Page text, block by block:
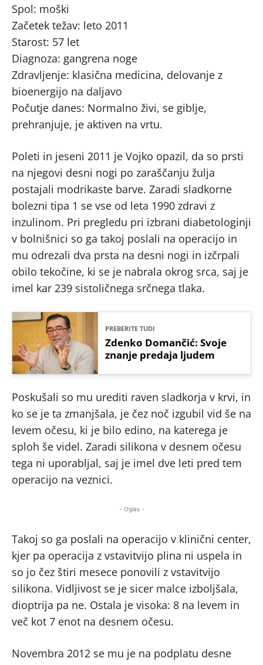
Spol: moški
Začetek težav: leto 2011
Starost: 57 let
Diagnoza: gangrena noge
Zdravljenje: klasična medicina, delovanje z
bioenergijo na daljavo
Počutje danes: Normalno živi, se giblje,
prehranjuje, je aktiven na vrtu.
Poleti in jeseni 2011 je Vojko opazil, da so prsti
na njegovi desni nogi po zaraščanju žulja
postajali modrikaste barve. Zaradi sladkorne
bolezni tipa 1 se vse od leta 1990 zdravi z
inzulinom. Pri pregledu pri izbrani diabetologinji
v bolnišnici so ga takoj poslali na operacijo in
mu odrezali dva prsta na desni nogi in izčrpali
obilo tekočine, ki se je nabrala okrog srca, saj je
imel kar 239 sistoličnega srčnega tlaka.
PREBERITE TUDI
Zdenko Domančić: Svoje
znanje predaja ljudem
Poskušali so mu urediti raven sladkorja v krvi, in
ko se je ta zmanjšala, je čez noč izgubil vid še na
levem očesu, ki je bilo edino, na katerega je
sploh še videl. Zaradi silikona v desnem očesu
tega ni uporabljal, saj je imel dve leti pred tem
operacijo na veznici.
- Oglas -
Takoj so ga poslali na operacijo v klinični center,
kjer pa operacija z vstavitvijo plina ni uspela in
so jo čez štiri mesece ponovili z vstavitvijo
silikona. Vidljivost se je sicer malce izboljšala,
dioptrija pa ne. Ostala je visoka: 8 na levem in
več kot 7 enot na desnem očesu.
Novembra 2012 se mu je na podplatu desne